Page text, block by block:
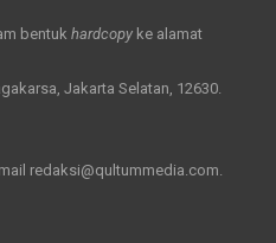
bentuk hardcopy ke alamat
Jakarta Selatan, 12630.
redaksi@qultummedia.com